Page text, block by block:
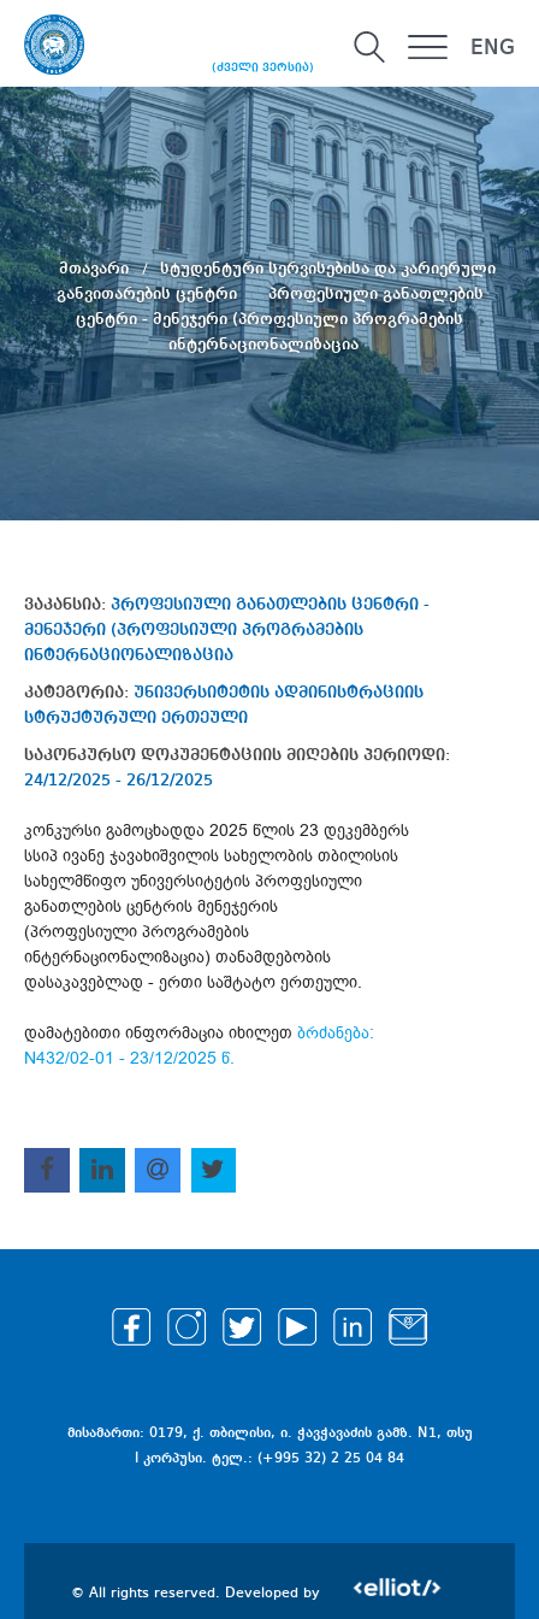
(ძველი ვერსია)
ENG
მთავარი
სტუდენტური სერვისებისა და კარიერული
განვითარების ცენტრი
პროფესიული განათლების
ცენტრი - მენეჯერი (პროფესიული პროგრამების
ინტერნაციონალიზაცია
ვაკანსია: პროფესიული განათლების ცენტრი -
მენეჯერი (პროფესიული პროგრამების
ინტერნაციონალიზაცია
კატეგორია: უნივერსიტეტის ადმინისტრაციის
სტრუქტურული ერთეული
საკონკურსო დოკუმენტაციის მიღების პერიოდი:
24/12/2025 - 26/12/2025
კონკურსი გამოცხადდა 2025 წლის 23 დეკემბერს
სსიპ ივანე ჯავახიშვილის სახელობის თბილისის
სახელმწიფო უნივერსიტეტის პროფესიული
განათლების ცენტრის მენეჯერის
(პროფესიული პროგრამების
ინტერნაციონალიზაცია) თანამდებობის
დასაკავებლად - ერთი საშტატო ერთეული.
დამატებითი ინფორმაცია იხილეთ ბრძანება:
N432/02-01 - 23/12/2025 წ.
მისამართი: 0179, ქ. თბილისი, ი. ჭავჭავაძის გამზ. N1, თსუ
I კორპუსი. ტელ.: (+995 32) 2 25 04 84
© All rights reserved. Developed by